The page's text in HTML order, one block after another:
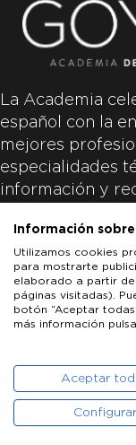
La Academia
español con la
mejores
especialidades
información y
productoras de
única y
ACADEMIA DE CINE
POLÍTICA DE
Información
Utilizamos cookies
para mostrarte
elaborado a partir de
páginas visitadas).
botón “Aceptar
más información
Aceptar
Configurar